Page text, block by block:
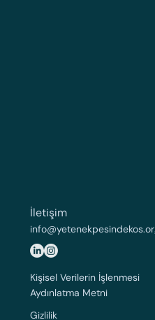
İletişim
Kişisel Verilerin İşlenmesi
Aydınlatma Metni
Gizlilik